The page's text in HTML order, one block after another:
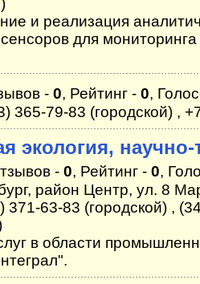
и реализация
для
- 0, Рейтинг - 0,
365-79-83 (городской) ,
экология, научно-
- 0, Рейтинг - 0,
район Центр, ул. 8
371-63-83 (городской) ,
в области